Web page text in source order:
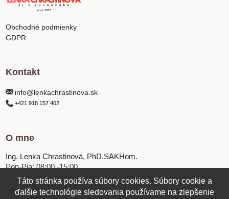
Obchodné podmienky
GDPR
Kontakt
info@lenkachrastinova.sk
+421 918 157 462
O mne
Ing. Lenka Chrastinová, PhD.SAKHom.
Pon-Pia: 08:00 -15:00
Táto stránka používa súbory cookies. Súbory cookie a
ďalšie technológie sledovania používame na zlepšenie